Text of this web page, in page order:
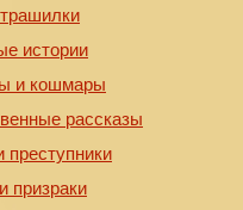
истории
и кошмары
рассказы
преступники
призраки